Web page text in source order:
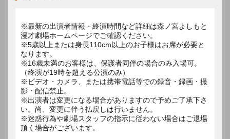
※最新の出演者情報・終演時間など詳細は森ノ宮よしもと
漫才劇場ホームページでご確認ください。
※5歳以上または身長110cm以上のお子様はお席が必要と
なります。
※16歳未満のお客様は、保護者同伴の場合のみ入場可。
（終演が19時を超える公演のみ）
※ビデオ・カメラ、または携帯電話等での録音・録画・撮
影・配信禁止。
※出演者は変更になる場合がありますので予めご了承下さ
い。尚、変更に伴う払戻しは行いません。
※迷惑行為や劇場スタッフの指示に従わない場合はご退場
頂く場合がございます。